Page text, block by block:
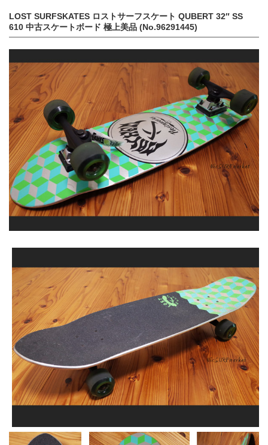
LOST SURFSKATES ロストサーフスケート QUBERT 32″ SS
610 中古スケートボード 極上美品 (No.96291445)